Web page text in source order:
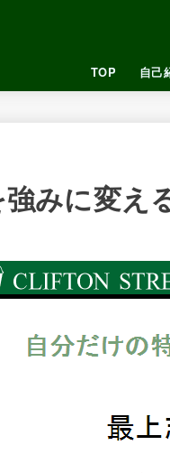
TOP 自己
強みに変